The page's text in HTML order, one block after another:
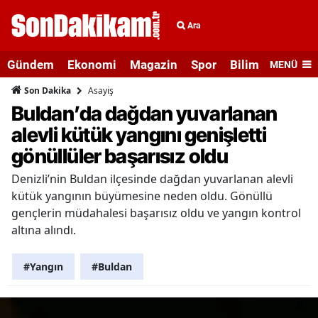
Ara
Gündem Ekonomi Magazin Spor Bilim veMENÜ
Son Dakika Asayiş
Buldan’da dağdan yuvarlanan
alevli kütük yangını genişletti
gönüllüler başarısız oldu
Denizli’nin Buldan ilçesinde dağdan yuvarlanan alevli
kütük yangının büyümesine neden oldu. Gönüllü
gençlerin müdahalesi başarısız oldu ve yangın kontrol
altına alındı.
#Yangın #Buldan